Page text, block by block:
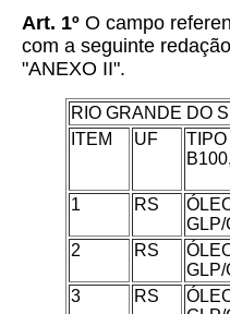
Art. 1º O campo
com a seguinte
"ANEXO II".
RIO GRANDE DO
ITEM
UF
1
RS
GLP/
2 RS
GLP/
3 RS